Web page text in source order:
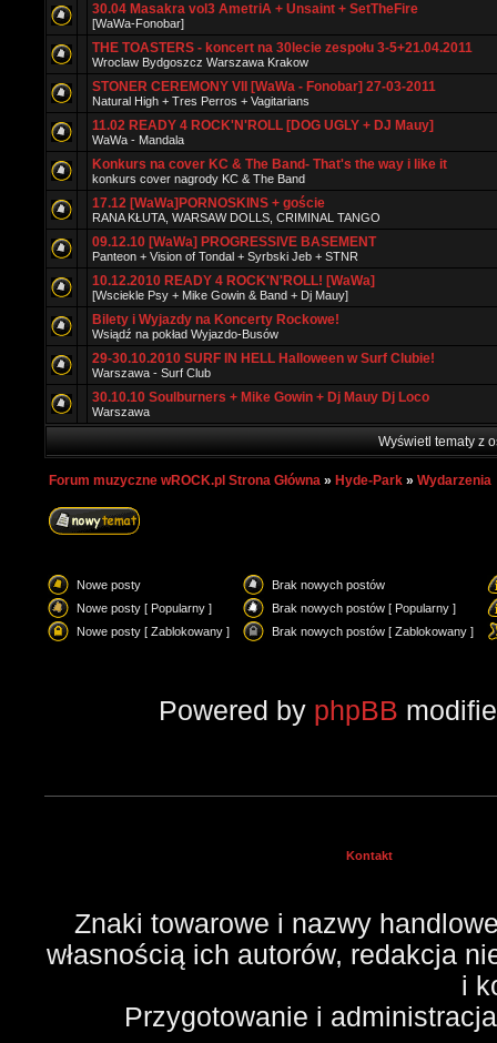
30.04 Masakra vol3 AmetriA + Unsaint + SetTheFire
[WaWa-Fonobar]
THE TOASTERS - koncert na 30lecie zespołu 3-5+21.04.2011
Wroclaw Bydgoszcz Warszawa Krakow
STONER CEREMONY VII [WaWa - Fonobar] 27-03-2011
Natural High + Tres Perros + Vagitarians
11.02 READY 4 ROCK'N'ROLL [DOG UGLY + DJ Mauy]
WaWa - Mandala
Konkurs na cover KC & The Band- That's the way i like it
konkurs cover nagrody KC & The Band
17.12 [WaWa]PORNOSKINS + goście
RANA KŁUTA, WARSAW DOLLS, CRIMINAL TANGO
09.12.10 [WaWa] PROGRESSIVE BASEMENT
Panteon + Vision of Tondal + Syrbski Jeb + STNR
10.12.2010 READY 4 ROCK'N'ROLL! [WaWa]
[Wsciekle Psy + Mike Gowin & Band + Dj Mauy]
Bilety i Wyjazdy na Koncerty Rockowe!
Wsiądź na pokład Wyjazdo-Busów
29-30.10.2010 SURF IN HELL Halloween w Surf Clubie!
Warszawa - Surf Club
30.10.10 Soulburners + Mike Gowin + Dj Mauy Dj Loco
Warszawa
Wyświetl tematy z
Forum muzyczne wROCK.pl Strona Główna » Hyde-Park » Wydarzenia
Nowe posty
Brak nowych postów
Nowe posty [ Popularny ]
Brak nowych postów [ Popularny ]
Nowe posty [ Zablokowany ]
Brak nowych postów [ Zablokowany ]
Powered by phpBB
Kontakt
Znaki towarowe i nazwy
własnością ich autorów, redakcja
i
Przygotowanie i